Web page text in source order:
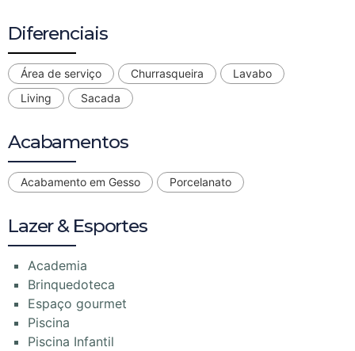
Diferenciais
Área de serviço Churrasqueira
Lavabo
Living
Sacada
Acabamentos
Acabamento em Gesso Porcelanato
Lazer & Esportes
Academia
Brinquedoteca
Espaço gourmet
Piscina
Piscina Infantil